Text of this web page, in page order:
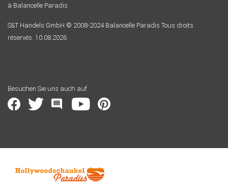
à Balancelle Paradis
S&T Handels GmbH © 2008-2024 Balancelle Paradis Tous droits
réservés. 10.08.2026
Besuchen Sie uns auch auf